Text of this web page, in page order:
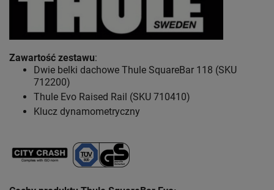
Zawartość zestawu:
Dwie belki dachowe Thule SquareBar 118 (SKU
712200)
Thule Evo Raised Rail (SKU 710410)
Klucz dynamometryczny